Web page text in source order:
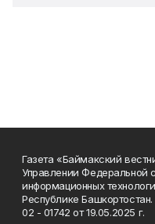
Газета «Баймакский
Управлении Федеральной
информационных
Республике
02 - 01742 от 19.05.2025 г.